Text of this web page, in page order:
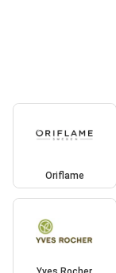
Oriflame